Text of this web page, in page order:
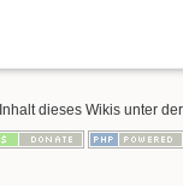
dieses Wikis unter